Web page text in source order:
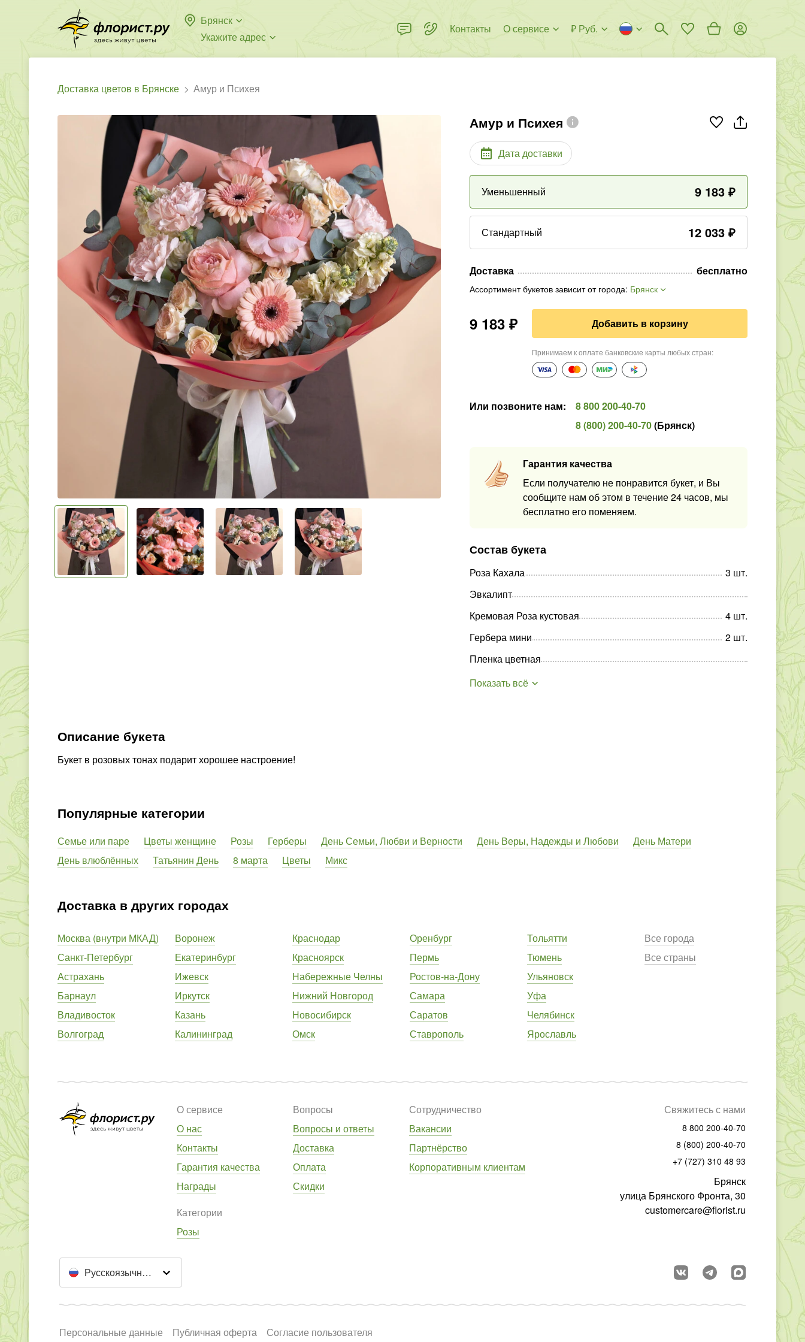
Брянск
Укажите адрес
Контакты О сервисе ₽ Руб.
Доставка цветов в Брянске Амур и Психея
Амур и Психея
Дата доставки
Уменьшенный 9 183 ₽
Стандартный 12 033 ₽
Доставка бесплатно
Ассортимент букетов зависит от города: Брянск
9 183 ₽ Добавить в корзину
Принимаем к оплате банковские карты любых стран:
Или позвоните нам:
8 800 200-40-70
8 (800) 200-40-70(Брянск)
Гарантия качества
Если получателю не понравится букет, и Вы
сообщите нам об этом в течение 24 часов, мы
бесплатно его поменяем.
Состав букета
Роза Кахала 3 шт.
Эвкалипт
Кремовая Роза кустовая
4 шт.
Гербера мини
2 шт.
Пленка цветная
Показать всё
Описание букета
Букет в розовых тонах подарит хорошее настроение!
Популярные категории
Семье или паре Цветы женщине Розы Герберы День Семьи, Любви и Верности День Веры, Надежды и Любови
День Матери
День влюблённых
Татьянин День 8 марта Цветы Микс
Доставка в других городах
Москва (внутри МКАД)
Санкт-Петербург
Астрахань
Барнаул
Владивосток
Волгоград
Воронеж
Екатеринбург
Ижевск
Иркутск
Казань
Калининград
Краснодар
Красноярск
Набережные Челны
Нижний Новгород
Новосибирск
Омск
Оренбург
Пермь
Ростов-на-Дону
Самара
Саратов
Ставрополь
Тольятти
Тюмень
Ульяновск
Уфа
Челябинск
Ярославль
Все города
Все страны
О сервисе
О нас
Контакты
Гарантия качества
Награды
Вопросы
Вопросы и ответы
Доставка
Оплата
Скидки
Сотрудничество
Вакансии
Партнёрство
Корпоративным клиентам
Категории
Розы
Свяжитесь с нами
8 800 200-40-70
8 (800) 200-40-70
+7 (727) 310 48 93
Брянск
улица Брянского Фронта, 30
customercare@florist.ru
Русскоязычный сайт
Персональные данные Публичная оферта Согласие пользователя